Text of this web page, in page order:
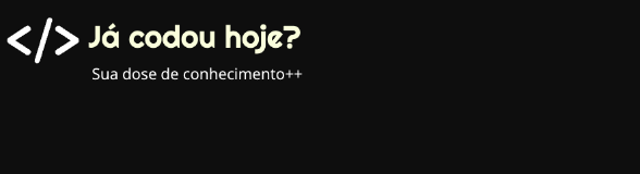
para
o
conteúdo